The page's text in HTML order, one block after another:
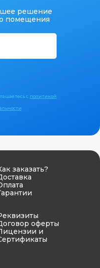
решение
помещения
с политикой
заказать?
оферты
и